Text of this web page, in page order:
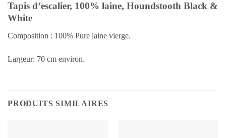
Tapis d’escalier, 100% laine, Houndstooth Black &
White
Composition : 100% Pure laine vierge.
Largeur: 70 cm environ.
PRODUITS SIMILAIRES